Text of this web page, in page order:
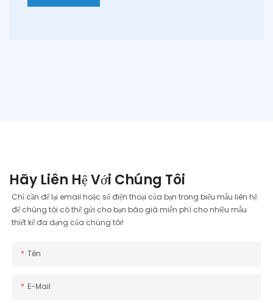
Hãy Liên Hệ Với Chúng Tôi
Chỉ cần để lại email hoặc số điện thoại của bạn trong biểu mẫu liên hệ
để chúng tôi có thể gửi cho bạn báo giá miễn phí cho nhiều mẫu
thiết kế đa dạng của chúng tôi!
Tên
E-Mail